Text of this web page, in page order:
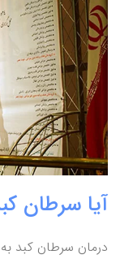
آیا سرطان
درمان سرطان کبد